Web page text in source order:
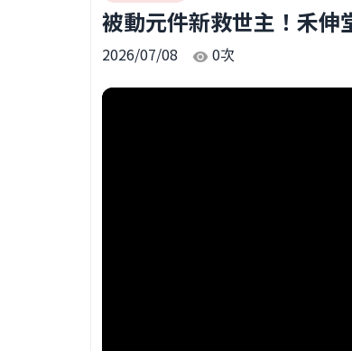
被動元件新救世主！禾
2026/07/08 0次